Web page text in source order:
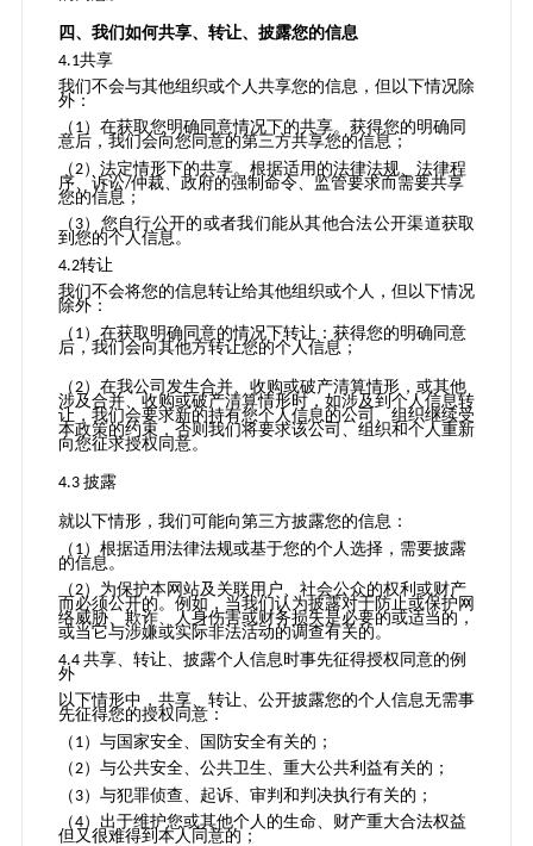
四、我们如何共享、转让、披露您的信息
4.1共享
我们不会与其他组织或个人共享您的信息，但以下情况除
外：
（ 1）在获取您明确同意情况下的共享。获得您的明确同
意后，我们会向您同意的第三方共享您的信息；
（2）法定情形下的共享。根据适用的法律法规、法律程
序、诉讼/仲裁、政府的强制命令、监管要求而需要共享
您的信息；
（ 3）您自行公开的或者我们能从其他合法公开渠道获取
到您的个人信息。
4.2转让
我们不会将您的信息转让给其他组织或个人，但以下情况
除外：
（ 1）在获取明确同意的情况下转让：获得您的明确同意
后，我们会向其他方转让您的个人信息；
（2）在我公司发生合并、收购或破产清算情形，或其他
涉及合并、收购或破产清算情形时，如涉及到个人信息转
让，我们会要求新的持有您个人信息的公司、组织继续受
本政策的约束，否则我们将要求该公司、组织和个人重新
向您征求授权同意。
4.3 披露
就以下情形，我们可能向第三方披露您的信息：
（ 1） 根据适用法律法规或基于您的个人选择，需要披露
的信息 。
（2）为保护本网站及关联用户、社会公众的权利或财产
而必须公开的。例如，当我们认为披露对于防止或保护网
络威胁、欺诈、人身伤害或财务损失是必要的或适当的，
或当它与涉嫌或实际非法活动的调查有关的。
4.4 共享、转让、披露个人信息时事先征得授权同意的例
外
以下情形中，共享、转让、公开披露您的个人信息无需事
先征得您的授权同意：
（ 1）与国家安全、国防安全有关的；
（2）与公共安全、公共卫生、重大公共利益有关的；
（ 3）与犯罪侦查、起诉、审判和判决执行有关的；
（4）出于维护您或其他个人的生命、财产重大合法权益
但又很难得到本人同意的；